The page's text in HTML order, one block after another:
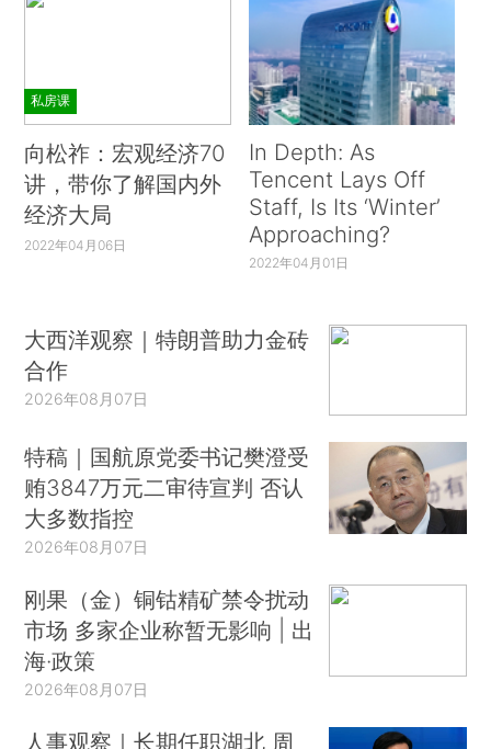
私房课
向松祚：宏观经济70
讲，带你了解国内外
经济大局
2022年04月06日
In Depth: As
Tencent Lays Off
Staff, Is Its ‘Winter’
Approaching?
2022年04月01日
大西洋观察｜特朗普助力金砖
合作
2026年08月07日
特稿｜国航原党委书记樊澄受
贿3847万元二审待宣判 否认
大多数指控
2026年08月07日
刚果（金）铜钴精矿禁令扰动
市场 多家企业称暂无影响 | 出
海·政策
2026年08月07日
人事观察｜长期任职湖北 周